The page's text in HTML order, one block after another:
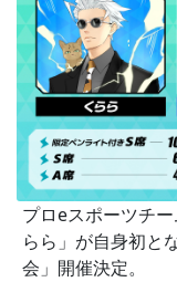
プロeスポーツチー
らら」が自身初と
会」開催決定。